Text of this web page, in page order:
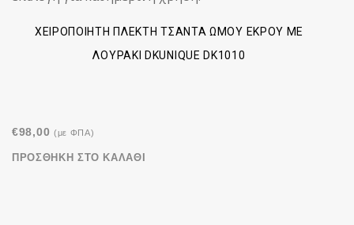
ΧΕΙΡΟΠΟΊΗΤΗ ΠΛΕΚΤΉ ΤΣΆΝΤΑ ΏΜΟΥ ΕΚΡΟΎ ΜΕ
ΛΟΥΡΆΚΙ DKUNIQUE DK1010
€98,00 (με ΦΠΑ)
ΠΡΟΣΘΉΚΗ ΣΤΟ ΚΑΛΆΘΙ